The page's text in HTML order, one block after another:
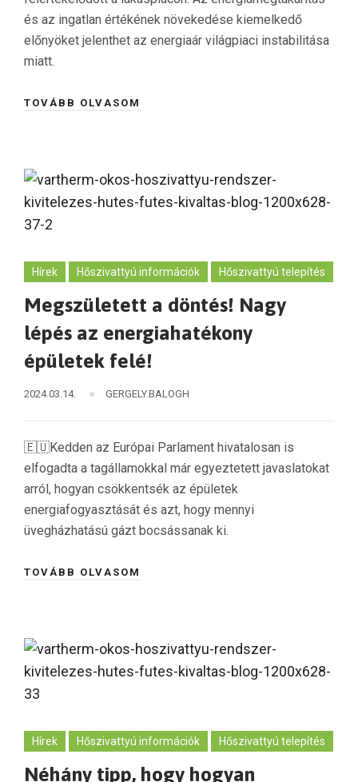
és az ingatlan értékének növekedése kiemelkedő
előnyöket jelenthet az energiaár világpiaci instabilitása
miatt.
TOVÁBB OLVASOM
Hírek Hőszivattyú információk Hőszivattyú telepítés
Megszületett a döntés! Nagy
lépés az energiahatékony
épületek felé!
2024.03.14. GERGELY.BALOGH
🇪🇺Kedden az Európai Parlament hivatalosan is
elfogadta a tagállamokkal már egyeztetett javaslatokat
arról, hogyan csökkentsék az épületek
energiafogyasztását és azt, hogy mennyi
üvegházhatású gázt bocsássanak ki.
TOVÁBB OLVASOM
Hírek Hőszivattyú információk Hőszivattyú telepítés
Néhány tipp, hogy hogyan